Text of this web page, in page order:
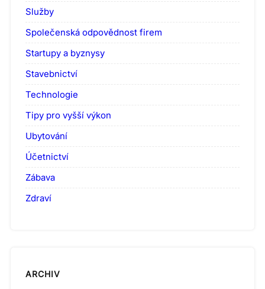
Služby
Společenská odpovědnost firem
Startupy a byznysy
Stavebnictví
Technologie
Tipy pro vyšší výkon
Ubytování
Účetnictví
Zábava
Zdraví
ARCHIV